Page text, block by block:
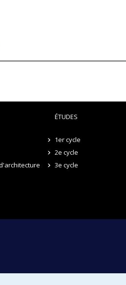
négatives possible que l’on
l’aménagement que par divers
sociabilité de sa réception. On
ÉTUDES
1er cycle
2e cycle
3e cycle